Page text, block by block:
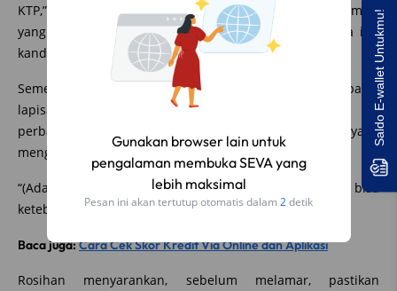
Gunakan browser lain untuk
pengalaman membuka SEVA yang
lebih maksimal
Pesan ini akan tertutup otomatis dalam 1detik
KTP,” ujar Rosihan. Pada dokumen KK tercantum informasi
yang sangat krusial. Di antaranya tanggal lahir, nama ibu
kandung dari si pelamar kerja dan lainnya.
Sementara nama ibu kandung kerap digunakan sebagai
lapisan
suatu sistem, terutama dalam hal
perbankan. Ditambah lagi, masih banyak orang yang
menggunakan tanggal lahir sebagai PIN ATM.
“(Ada) nomor rekening, PIN (nomor identifikasi pribadi) bisa
ketebak dari tanggal lahir,” tambah Rosihan.
Baca juga:Cara Cek Skor Kredit Via Online dan Aplikasi
Rosihan menyarankan, sebelum melamar, pastikan
Saldo E-wallet Untukmu!